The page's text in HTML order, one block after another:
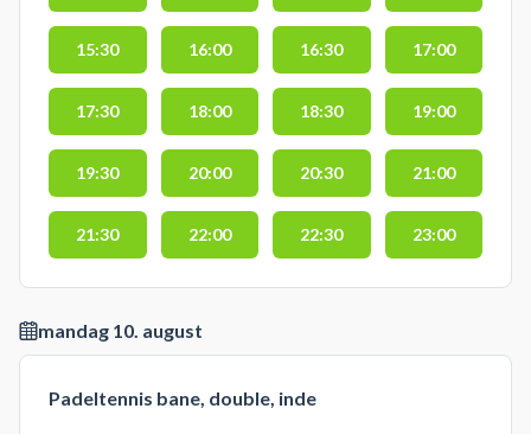
15:30 16:00 16:30 17:00
17:30 18:00 18:30 19:00
19:30 20:00 20:30 21:00
21:30 22:00 22:30 23:00
mandag 10. august
Padeltennis bane, double, inde